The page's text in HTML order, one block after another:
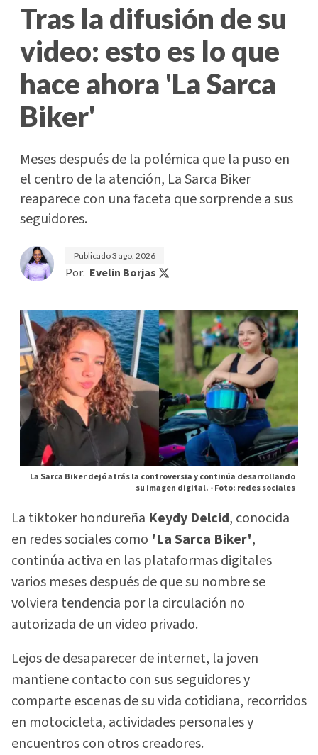
Tras la difusión de su
video: esto es lo que
hace ahora 'La Sarca
Biker'
Meses después de la polémica que la puso en
el centro de la atención, La Sarca Biker
reaparece con una faceta que sorprende a sus
seguidores.
Publicado3 ago. 2026
Por: Evelin Borjas
La Sarca Biker dejó atrás la controversia y continúa desarrollando
su imagen digital. -Foto: redes sociales
La tiktoker hondureña Keydy Delcid, conocida
en redes sociales como 'La Sarca Biker',
continúa activa en las plataformas digitales
varios meses después de que su nombre se
volviera tendencia por la circulación no
autorizada de un video privado.
Lejos de desaparecer de internet, la joven
mantiene contacto con sus seguidores y
comparte escenas de su vida cotidiana, recorridos
en motocicleta, actividades personales y
encuentros con otros creadores.